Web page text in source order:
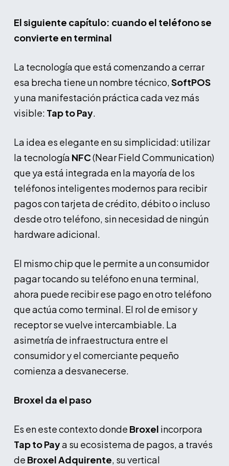
El siguiente capítulo: cuando el teléfono se
convierte en terminal
La tecnología que está comenzando a cerrar
esa brecha tiene un nombre técnico,SoftPOS
y una manifestación práctica cada vez más
visible: Tap to Pay.
La idea es elegante en su simplicidad: utilizar
la tecnología NFC(Near Field Communication)
que ya está integrada en la mayoría de los
teléfonos inteligentes modernos para recibir
pagos con tarjeta de crédito, débito o incluso
desde otro teléfono, sin necesidad de ningún
hardware adicional.
El mismo chip que le permite a un consumidor
pagar tocando su teléfono en una terminal,
ahora puede recibir ese pago en otro teléfono
que actúa como terminal. El rol de emisor y
receptor se vuelve intercambiable. La
asimetría de infraestructura entre el
consumidor y el comerciante pequeño
comienza a desvanecerse.
Broxel da el paso
Es en este contexto donde Broxel incorpora
Tap to Paya su ecosistema de pagos, a través
de Broxel Adquirente, su vertical